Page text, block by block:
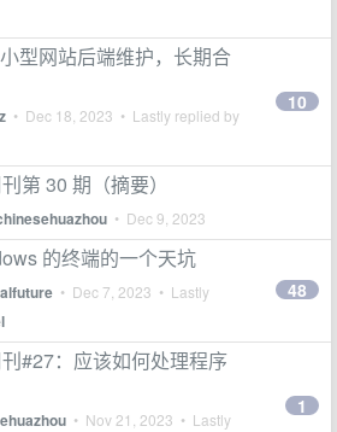
型网站后端维护，长期合
• Dec 18, 2023 • Lastly replied by
10
第 30 期（摘要）
• Dec 9, 2023
的终端的一个天坑
• Dec 7, 2023 • Lastly
48
#27：应该如何处理程序
• Nov 21, 2023 • Lastly
1